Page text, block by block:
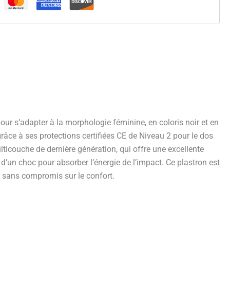
s’adapter à la morphologie féminine, en coloris noir et en
à ses protections certifiées CE de Niveau 2 pour le dos
de dernière génération, qui offre une excellente
choc pour absorber l’énergie de l’impact. Ce plastron est
sans compromis sur le confort.